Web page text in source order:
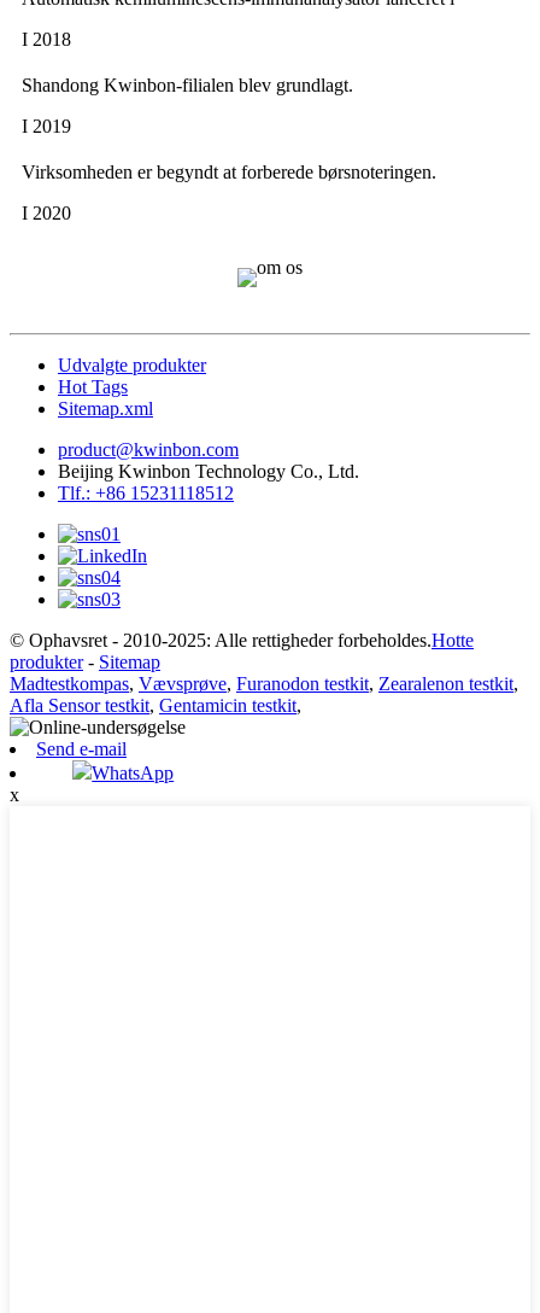
I 2018
Shandong Kwinbon-filialen blev grundlagt.
I 2019
Virksomheden er begyndt at forberede børsnoteringen.
I 2020
Udvalgte produkter
Hot Tags
Sitemap.xml
product@kwinbon.com
Beijing Kwinbon Technology Co., Ltd.
Tlf.: +86 15231118512
© Ophavsret - 2010-2025: Alle rettigheder forbeholdes.Hotte
produkter- Sitemap
Madtestkompas, Vævsprøve, Furanodon testkit, Zearalenon testkit,
Afla Sensor testkit, Gentamicin testkit,
Send e-mail
WhatsApp
x